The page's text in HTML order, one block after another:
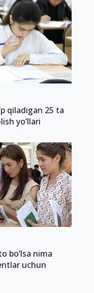
qiladigan 25 ta
yo‘llari
bo‘lsa nima
uchun